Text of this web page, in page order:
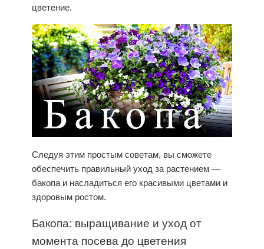
цветение.
Следуя этим простым советам, вы сможете
обеспечить правильный уход за растением —
бакопа и насладиться его красивыми цветами и
здоровым ростом.
Бакопа: выращивание и уход от
момента посева до цветения